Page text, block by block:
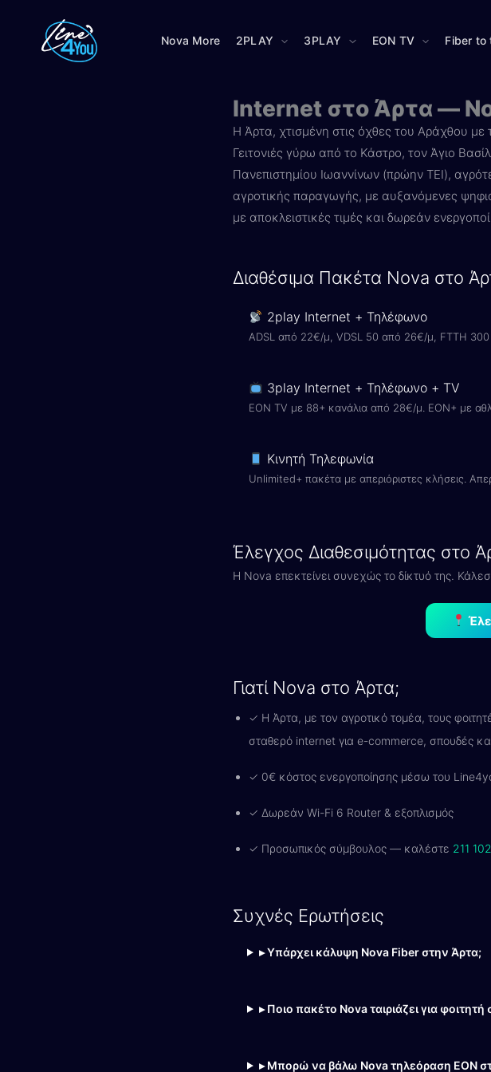
περιεχόμενο
Nova More 2PLAY 3PLAY EON TV Fiber to
Internet στο Άρτα —
Η Άρτα, χτισμένη στις όχθες του Αράχθου με
Γειτονιές γύρω από το Κάστρο, τον Άγιο
Πανεπιστημίου Ιωαννίνων (πρώην ΤΕΙ),
αγροτικής παραγωγής, με αυξανόμενες
με αποκλειστικές τιμές και δωρεάν
Διαθέσιμα Πακέτα Nova στο
2play Internet + Τηλέφωνο
ADSL από 22€/μ, VDSL 50 από 26€/μ, FTTH
3play Internet + Τηλέφωνο + TV
EON TV με 88+ κανάλια από 28€/μ. EON+ με
Κινητή Τηλεφωνία
Unlimited+ πακέτα με απεριόριστες κλήσεις.
Έλεγχος Διαθεσιμότητας στο
Η Nova επεκτείνει συνεχώς το δίκτυό της.
Γιατί Nova στο Άρτα;
✓ Η Άρτα, με τον αγροτικό τομέα, τους
σταθερό internet για e-commerce, σπουδές και
✓ 0€ κόστος ενεργοποίησης μέσω του
✓ Δωρεάν Wi-Fi 6 Router & εξοπλισμός
✓ Προσωπικός σύμβουλος — καλέστε 211
Συχνές Ερωτήσεις
▸ Υπάρχει κάλυψη Nova Fiber στην Άρτα;
▸ Ποιο πακέτο Nova ταιριάζει για
▸ Μπορώ να βάλω Nova τηλεόραση EON